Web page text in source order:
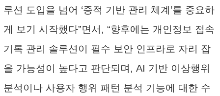
루션 도입을 넘어 ‘증적 기반 관리 체계’를 중요하
게 보기 시작했다”면서, “향후에는 개인정보 접속
기록 관리 솔루션이 필수 보안 인프라로 자리 잡
을 가능성이 높다고 판단되며, AI 기반 이상행위
분석이나 사용자 행위 패턴 분석 기능에 대한 수